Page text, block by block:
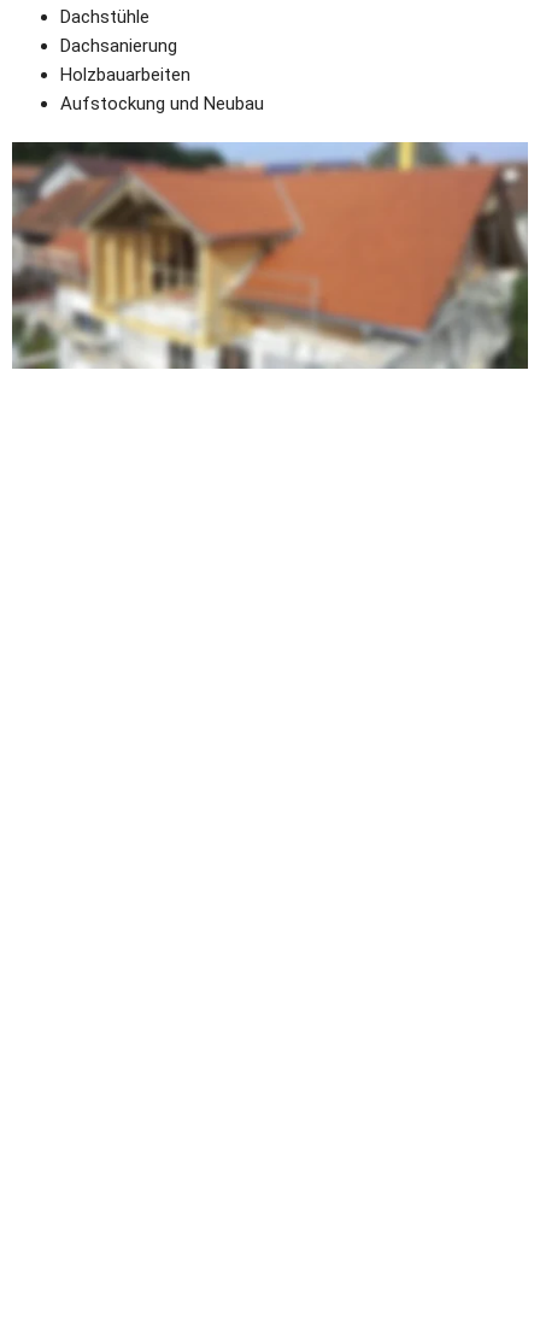
Dachstühle
Dachsanierung
Holzbauarbeiten
Aufstockung und Neubau